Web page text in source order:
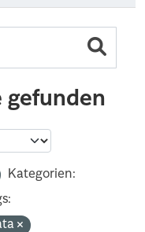
gefunden
Kategorien: